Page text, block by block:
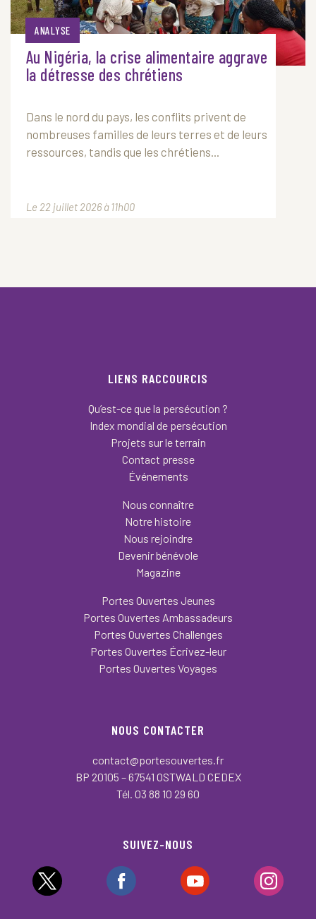
ANALYSE
Au Nigéria, la crise alimentaire aggrave
la détresse des chrétiens
Dans le nord du pays, les conflits privent de
nombreuses familles de leurs terres et de leurs
ressources, tandis que les chrétiens...
Le 22 juillet 2026 à 11h00
LIENS RACCOURCIS
Qu’est-ce que la persécution ?
Index mondial de persécution
Projets sur le terrain
Contact presse
Événements
Nous connaître
Notre histoire
Nous rejoindre
Devenir bénévole
Magazine
Portes Ouvertes Jeunes
Portes Ouvertes Ambassadeurs
Portes Ouvertes Challenges
Portes Ouvertes Écrivez-leur
Portes Ouvertes Voyages
NOUS CONTACTER
contact@portesouvertes.fr
BP 20105 – 67541 OSTWALD CEDEX
Tél. 03 88 10 29 60
SUIVEZ-NOUS